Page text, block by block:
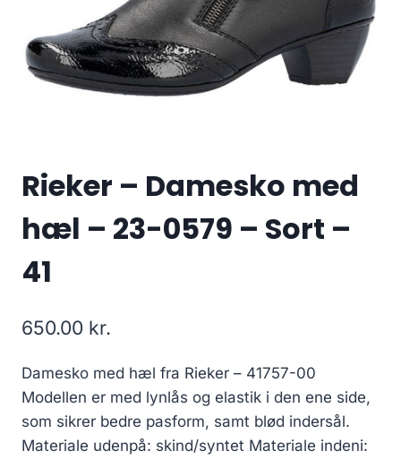
Rieker – Damesko med
hæl – 23-0579 – Sort –
41
650.00 kr.
Damesko med hæl fra Rieker – 41757-00
Modellen er med lynlås og elastik i den ene side,
som sikrer bedre pasform, samt blød indersål.
Materiale udenpå: skind/syntet Materiale indeni: